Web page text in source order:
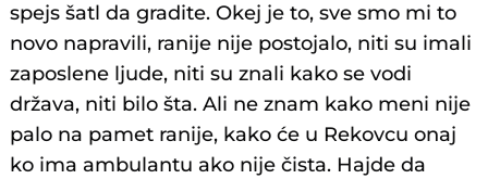
spejs šatl da gradite. Okej je to, sve smo mi to
novo napravili, ranije nije postojalo, niti su imali
zaposlene ljude, niti su znali kako se vodi
država, niti bilo šta. Ali ne znam kako meni nije
palo na pamet ranije, kako će u Rekovcu onaj
ko ima ambulantu ako nije čista. Hajde da